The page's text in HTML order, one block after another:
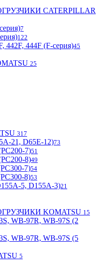
CATERPILLAR
7
122
442F, 444F (F-серия)45
25
317
21, D65E-12)73
7)51
8)49
7)54
8)53
5, D155A-3)21
KOMATSU 15
WB-97R, WB-97S (2
WB-97R, WB-97S (5
5